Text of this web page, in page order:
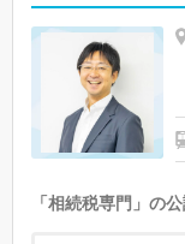
「相続税専門」の